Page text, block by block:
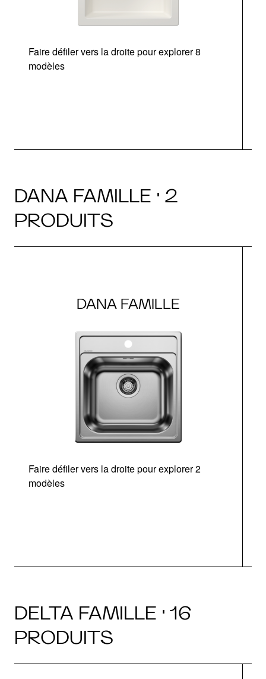
Faire défiler vers la droite pour explorer 8
modèles
DANA FAMILLE · 2
PRODUITS
DANA FAMILLE
Faire défiler vers la droite pour explorer 2
modèles
DELTA FAMILLE · 16
PRODUITS